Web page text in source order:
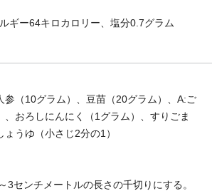
ギー64キロカロリー、塩分0.7グラム
参（10グラム）、豆苗（20グラム）、A:ご
、おろしにんにく（1グラム）、すりごま
ょうゆ（小さじ2分の1）
3センチメートルの長さの千切りにする。